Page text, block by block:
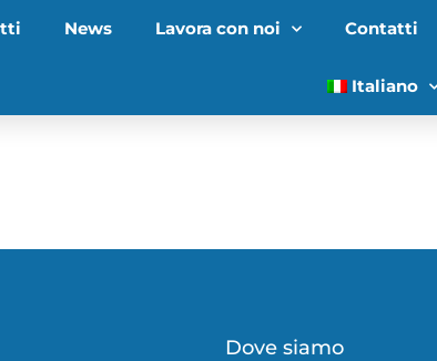
News Lavora con noi Contatti
Italiano
Dove siamo